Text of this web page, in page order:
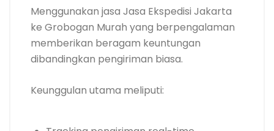
Menggunakan jasa Jasa Ekspedisi Jakarta
ke Grobogan Murah yang berpengalaman
memberikan beragam keuntungan
dibandingkan pengiriman biasa.
Keunggulan utama meliputi: